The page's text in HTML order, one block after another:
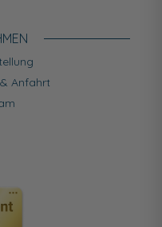
Anfahrt